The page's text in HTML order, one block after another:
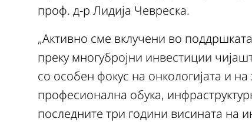
проф. д-р Лидија Чевреска.
„Активно сме вклучени во
преку многубројни инвестиции
со особен фокус на онкологијата и
професионална обука,
последните три години висината на